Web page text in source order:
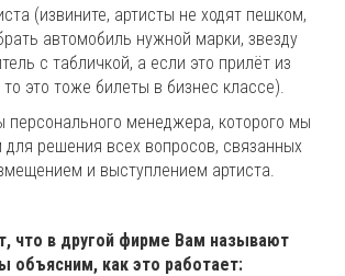
(извините, артисты не ходят пешком,
автомобиль нужной марки, звезду
с табличкой, а если это прилёт из
то это тоже билеты в бизнес классе).
персонального менеджера, которого мы
для решения всех вопросов, связанных
и выступлением артиста.
что в другой фирме Вам называют
объясним, как это работает: